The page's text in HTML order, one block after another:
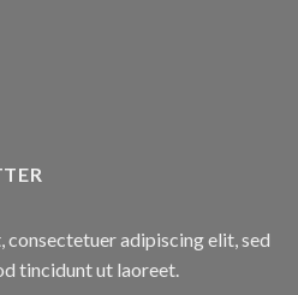
consectetuer adipiscing elit, sed
tincidunt ut laoreet.